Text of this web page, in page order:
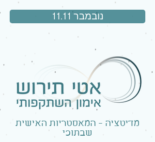
נובמבר 11.11
מדיטציה - המאסטריות האישית
שבתוכי